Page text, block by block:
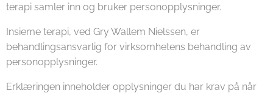
terapi samler inn og bruker personopplysninger.
Insieme terapi, ved Gry Wallem Nielssen, er
behandlingsansvarlig for virksomhetens behandling av
personopplysninger.
Erklæringen inneholder opplysninger du har krav på når